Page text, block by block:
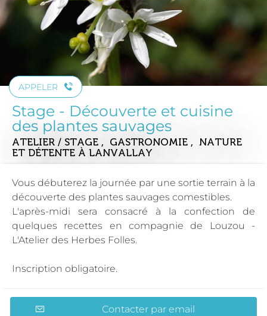
APPELER
Stage - Découverte et cuisine
des plantes sauvages
ATELIER / STAGE , GASTRONOMIE , NATURE
ET DÉTENTE À LANVALLAY
Vous débuterez la journée par une sortie terrain à la
découverte des plantes sauvages comestibles.
L'après-midi sera consacré à la confection de
quelques recettes en compagnie de Louzou -
L'Atelier des Herbes Folles.
Inscription obligatoire.
Contacter par email